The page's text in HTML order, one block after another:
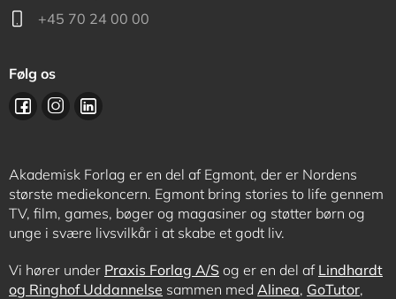
+45 70 24 00 00
Følg os
Akademisk Forlag er en del af Egmont, der er Nordens
største mediekoncern. Egmont bring stories to life gennem
TV, film, games, bøger og magasiner og støtter børn og
unge i svære livsvilkår i at skabe et godt liv.
Vi hører under Praxis Forlag A/S og er en del af Lindhardt
og Ringhof Uddannelse sammen med Alinea, GoTutor,